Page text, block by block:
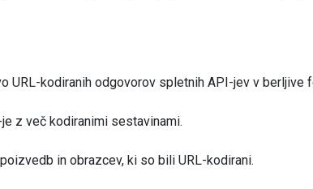
URL-kodiranih odgovorov spletnih API-jev v berljive
z več kodiranimi sestavinami.
in obrazcev, ki so bili URL-kodirani.